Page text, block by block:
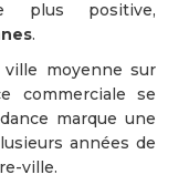
plus positive,
.
ville moyenne sur
commerciale se
marque une
années de
ville.